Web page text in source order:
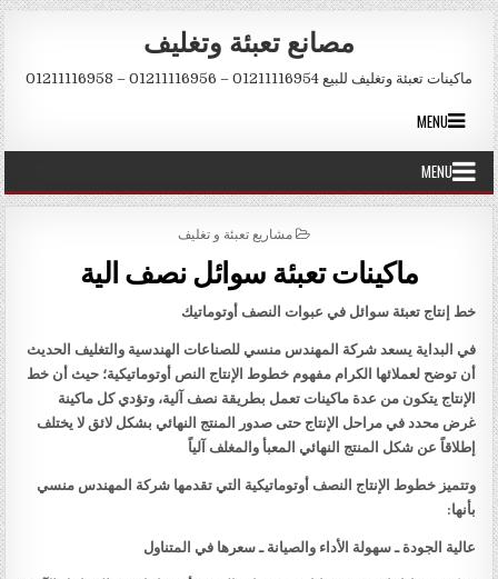
Skip to content
مصانع تعبئة وتغليف
ماكينات تعبئة وتغليف للبيع 01211116954 – 01211116956 – 01211116958
MENU
MENU
POSTED IN
مشاريع تعبئة و تغليف
ماكينات تعبئة سوائل نصف الية
خط إنتاج تعبئة سوائل في عبوات النصف أوتوماتيك
في البداية يسعد شركة المهندس منسي للصناعات الهندسية والتغليف الحديث
أن توضح لعملائها الكرام مفهوم خطوط الإنتاج النص أوتوماتيكية؛ حيث أن خط
الإنتاج يتكون من عدة ماكينات تعمل بطريقة نصف آلية، وتؤدي كل ماكينة
غرض محدد في مراحل الإنتاج حتى صدور المنتج النهائي بشكل لائق لا يختلف
إطلاقاً عن شكل المنتج النهائي المعبأ والمغلف آلياً
وتتميز خطوط الإنتاج النصف أوتوماتيكية التي تقدمها شركة المهندس منسي
بأنها:
عالية الجودة ـ سهولة الأداء والصيانة ـ سعرها في المتناول